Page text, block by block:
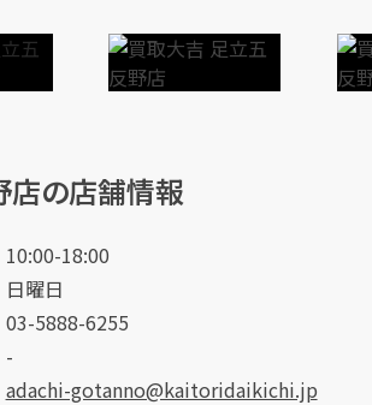
店の店舗情報
10:00-18:00
日曜日
03-5888-6255
-
adachi-gotanno@kaitoridaikichi.jp